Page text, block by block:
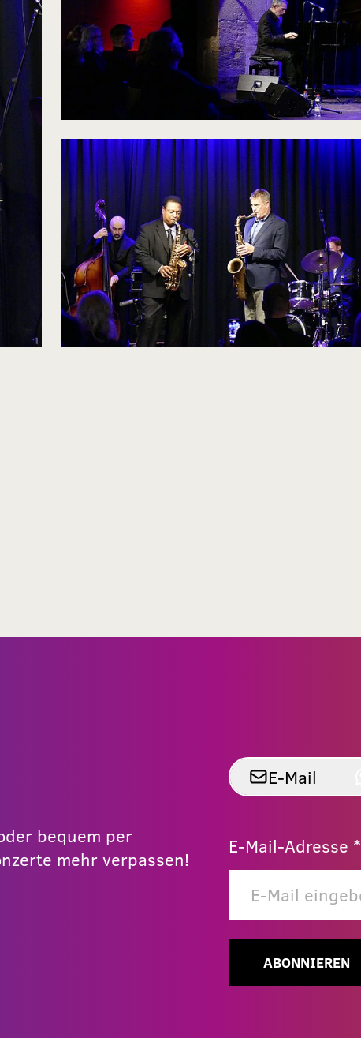
bequem per
mehr verpassen!
E-Mail
E-Mail-Adresse *
ABONNIEREN